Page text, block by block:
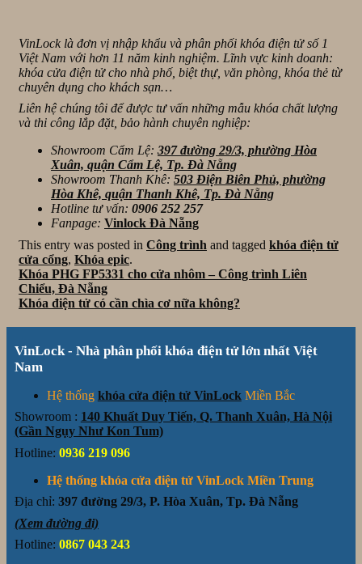
VinLock là đơn vị nhập khẩu và phân phối khóa điện tử số 1
Việt Nam với hơn 11 năm kinh nghiệm. Lĩnh vực kinh doanh:
khóa cửa điện tử cho nhà phố, biệt thự, văn phòng, khóa thẻ từ
chuyên dụng cho khách sạn…
Liên hệ chúng tôi để được tư vấn những mẫu khóa chất lượng
và thi công lắp đặt, bảo hành chuyên nghiệp:
Showroom Cẩm Lệ: 397 đường 29/3, phường Hòa
Xuân, quận Cẩm Lệ, Tp. Đà Nẵng
Showroom Thanh Khê: 503 Điện Biên Phủ, phường
Hòa Khê, quận Thanh Khê, Tp. Đà Nẵng
Hotline tư vấn: 0906 252 257
Fanpage: Vinlock Đà Nẵng
This entry was posted in Công trình and tagged khóa điện tử
cửa cổng, Khóa epic.
Khóa PHG FP5331 cho cửa nhôm – Công trình Liên
Chiểu, Đà Nẵng
Khóa điện tử có cần chìa cơ nữa không?
VinLock - Nhà phân phối khóa điện tử lớn nhất Việt
Nam
Hệ thống khóa cửa điện tử VinLock Miền Bắc
Showroom : 140 Khuất Duy Tiến, Q. Thanh Xuân, Hà Nội
(Gần Ngụy Như Kon Tum)
Hotline: 0936 219 096
Hệ thống khóa cửa điện tử VinLock Miền Trung
Địa chỉ: 397 đường 29/3, P. Hòa Xuân, Tp. Đà Nẵng
(Xem đường đi)
Hotline: 0867 043 243